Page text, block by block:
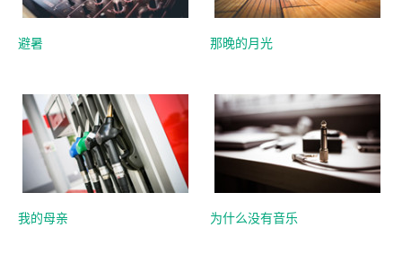
避暑 那晚的月光
我的母亲 为什么没有音乐